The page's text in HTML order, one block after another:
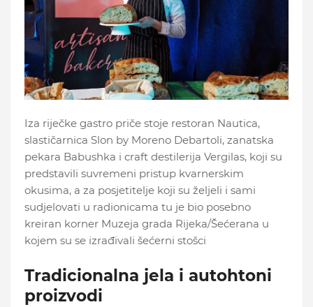
Iza riječke gastro priče stoje restoran Nautica,
slastičarnica Slon by Moreno Debartoli, zanatska
pekara Babushka i craft destilerija Vergilas, koji su
predstavili suvremeni pristup kvarnerskim
okusima, a za posjetitelje koji su željeli i sami
sudjelovati u radionicama tu je bio posebno
kreiran korner Muzeja grada Rijeka/Šećerana u
kojem su se izrađivali šećerni stošci
Tradicionalna jela i autohtoni
proizvodi